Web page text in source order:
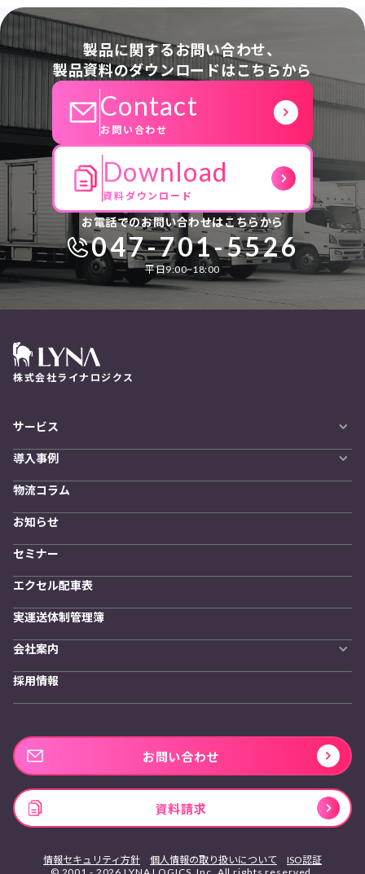
製品に関するお問い合わせ、
製品資料のダウンロードはこちらから
Contact
お問い合わせ
Download
資料ダウンロード
お電話でのお問い合わせはこちらから
047-701-5526
平日9:00~18:00
株式会社ライナロジクス
サービス
LYNA DXプラットフォーム
発着管理オプション
訪問計画
物流拠点最適化
開発者向けサービス
導入事例
導入をご検討の方へ
物流コラム
お知らせ
セミナー
エクセル配車表
実運送体制管理簿
会社案内
私たちの想い
採用情報
お問い合わせ
資料請求
情報セキュリティ方針 個人情報の取り扱いについて ISO認証